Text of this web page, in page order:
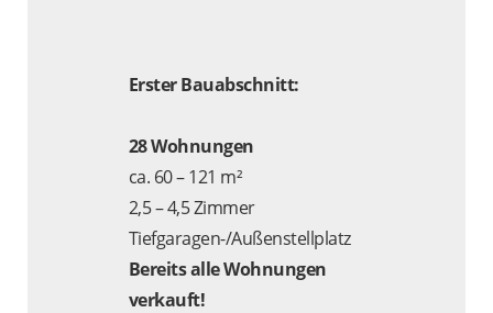
Erster Bauabschnitt:
28 Wohnungen
ca. 60 – 121 m²
2,5 – 4,5 Zimmer
Tiefgaragen-/Außenstellplatz
Bereits alle Wohnungen
verkauft!